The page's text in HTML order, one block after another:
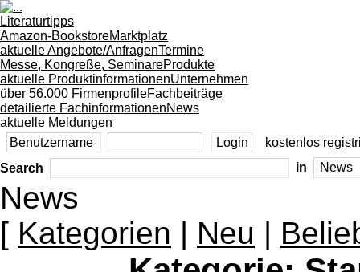
Literaturtipps
Amazon-BookstoreMarktplatz
aktuelle Angebote/AnfragenTermine
Messe, Kongreße, SeminareProdukte
aktuelle ProduktinformationenUnternehmen
über 56.000 FirmenprofileFachbeiträge
detailierte FachinformationenNews
aktuelle Meldungen
kostenlos
Search
in
News
[ Kategorien | Neu |